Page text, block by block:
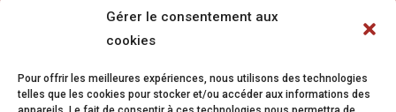
Gérer le consentement aux
cookies
Pour offrir les meilleures expériences, nous utilisons des technologies
telles que les cookies pour stocker et/ou accéder aux informations des
079 337 66 42
eaux@vetroz.ch